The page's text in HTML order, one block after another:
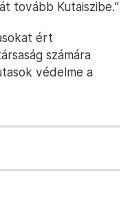
tovább Kutaiszibe.”
ért
számára
védelme a